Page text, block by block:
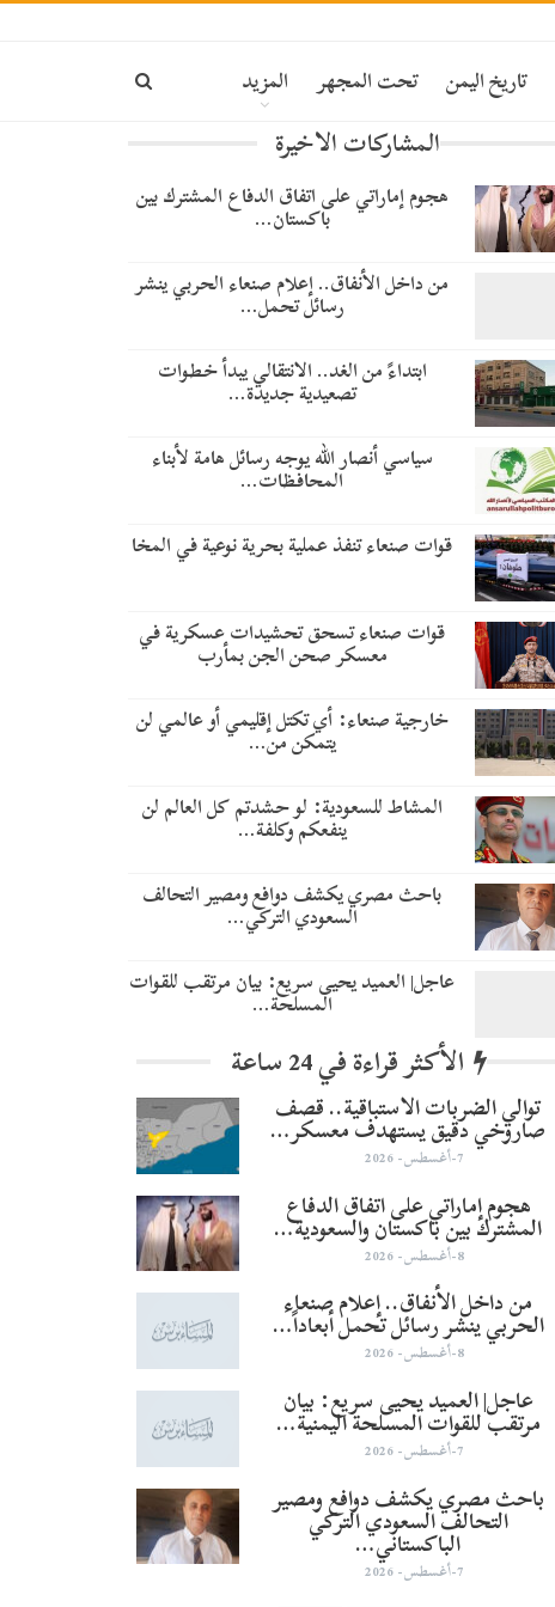
تاريخ اليمن تحت المجهر المزيد
المشاركات الاخيرة
هجوم إماراتي على اتفاق الدفاع المشترك بين
باكستان…
من داخل الأنفاق.. إعلام صنعاء الحربي ينشر
رسائل تحمل…
​ابتداءً من الغد.. الانتقالي يبدأ خطوات
تصعيدية جديدة…
سياسي أنصار الله يوجه رسائل هامة لأبناء
المحافظات…
قوات صنعاء تنفذ عملية بحرية نوعية في المخا
قوات صنعاء تسحق تحشيدات عسكرية في
معسكر صحن الجن بمأرب
خارجية صنعاء: أي تكتل إقليمي أو عالمي لن
يتمكن من…
المشاط للسعودية: لو حشدتم كل العالم لن
ينفعكم وكلفة…
باحث مصري يكشف دوافع ومصير التحالف
السعودي التركي…
عاجل| العميد يحيى سريع: بيان مرتقب للقوات
المسلحة…
الأكثر قراءة في 24 ساعة
توالي الضربات الاستباقية.. قصف
صاروخي دقيق يستهدف معسكر…
7-أغسطس- 2026
هجوم إماراتي على اتفاق الدفاع
المشترك بين باكستان والسعودية…
8-أغسطس- 2026
من داخل الأنفاق.. إعلام صنعاء
الحربي ينشر رسائل تحمل أبعاداً…
8-أغسطس- 2026
عاجل| العميد يحيى سريع: بيان
مرتقب للقوات المسلحة اليمنية…
7-أغسطس- 2026
باحث مصري يكشف دوافع ومصير
التحالف السعودي التركي
الباكستاني…
7-أغسطس- 2026